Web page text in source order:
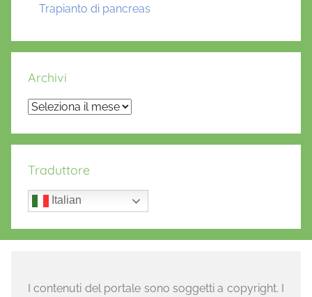
Trapianto di pancreas
Archivi
Archivi
Traduttore
Italian
I contenuti del portale sono soggetti a copyright. I